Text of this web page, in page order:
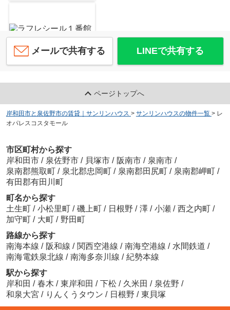
貝塚市立第五中学校
約1214m／16分
秋桜高等学校
約1740m／22分
6.6万円 / 2LDK
ハイツ山本D棟
5.3万円 / 3DK
オリーブハイツＡ棟
メールで共有する LINEで共有する
ページトップへ
岸和田市と泉佐野市の賃貸｜サンリンハウス > サンリンハウスの物件一覧 > レ
オパレスコスタモール
市区町村から探す
岸和田市 / 泉佐野市 / 貝塚市 / 阪南市 / 泉南市 /
泉南郡熊取町 / 泉北郡忠岡町 / 泉南郡田尻町 / 泉南郡岬町 /
有田郡有田川町
町名から探す
土生町 / 小松里町 / 磯上町 / 日根野 / 澤 / 小瀬 / 西之内町 /
加守町 / 大町 / 野田町
路線から探す
南海本線 / 阪和線 / 関西空港線 / 南海空港線 / 水間鉄道 /
南海電鉄泉北線 / 南海多奈川線 / 紀勢本線
駅から探す
岸和田 / 春木 / 東岸和田 / 下松 / 久米田 / 泉佐野 /
和泉大宮 / りんくうタウン / 日根野 / 東貝塚